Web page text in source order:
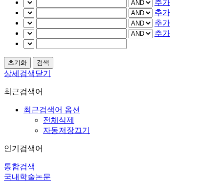
추가
추가
추가
추가
상세검색닫기
최근검색어
최근검색어 옵션
전체삭제
자동저장끄기
인기검색어
통합검색
국내학술논문